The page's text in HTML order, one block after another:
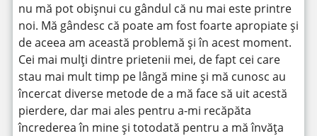
nu mă pot obișnui cu gândul că nu mai este printre
noi. Mă gândesc că poate am fost foarte apropiate și
de aceea am această problemă și în acest moment.
Cei mai mulți dintre prietenii mei, de fapt cei care
stau mai mult timp pe lângă mine și mă cunosc au
încercat diverse metode de a mă face să uit acestă
pierdere, dar mai ales pentru a-mi recăpăta
încrederea în mine și totodată pentru a mă învăța